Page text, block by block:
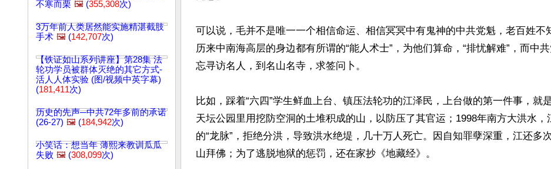
不寒而栗 🖼️ (355,308次)
3万年前人类居然能实施精湛截肢
手术 🖼️ (142,707次)
【铁证如山系列讲座】第28集 法
轮功学员被群体灭绝的其它方式-
活人人体实验 (图/视频中英字幕)
(181,411次)
历史的先声─中共72年多前的承诺
(26-27) 🖼️ (184,942次)
小笑话：想当年 薄熙来教训瓜瓜
失败 🖼️ (308,099次)
可以说，毛并不是唯一一个相信命运、相信冥冥中有鬼神的中共党魁，老百姓不
历来中南海高层的身边都有所谓的“能人术士”，为他们算命，“排忧解难”，而中
忘寻访名人，到名山名寺，求签问卜。
比如，踩着“六四”学生鲜血上台、镇压法轮功的江泽民，上台做的第一件事，就
天坛公园里用挖防空洞的土堆积成的山，以防压了其官运；1998年南方大洪水，
的“龙脉”，拒绝分洪，导致洪水绝堤，几十万人死亡。因自知罪孽深重，江还多
山拜佛；为了逃脱地狱的惩罚，还在家抄《地藏经》。